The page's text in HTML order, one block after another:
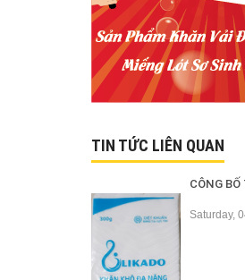
TIN TỨC LIÊN QUAN
Saturday,